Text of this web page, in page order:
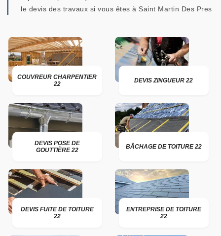
le devis des travaux si vous êtes à Saint Martin Des Pres
COUVREUR CHARPENTIER
22
DEVIS ZINGUEUR 22
DEVIS POSE DE
GOUTTIÈRE 22
BÂCHAGE DE TOITURE 22
DEVIS FUITE DE TOITURE
22
ENTREPRISE DE TOITURE
22